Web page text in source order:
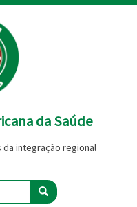
da Saúde
integração regional
Pesquisar